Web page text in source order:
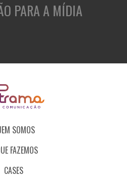
PARA A MÍDIA
SOMOS
FAZEMOS
CASES